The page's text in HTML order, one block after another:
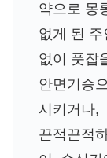
약으로 몽
없게 된 주
없이 풋잡
안면기승
시키거나,
끈적끈적